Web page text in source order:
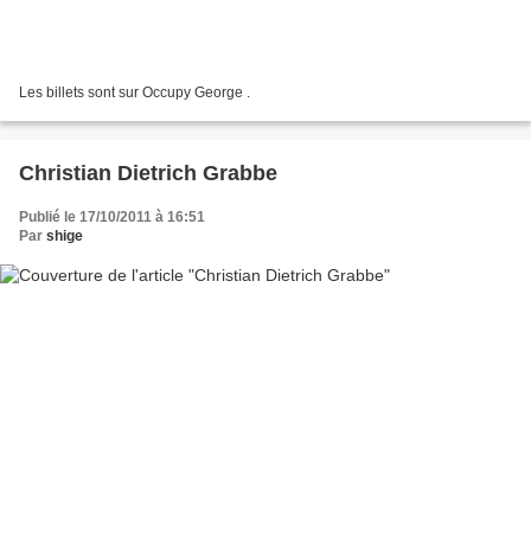
Les billets sont sur Occupy George .
Christian Dietrich Grabbe
Publié le 17/10/2011 à 16:51
Par shige